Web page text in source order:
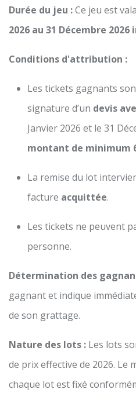
Durée du jeu :Ce jeu est
2026 au 31 Décembre 2026
Conditions d'attribution :
Les tickets gagnants
signature d’un devis
Janvier 2026 et le 31
montant de minimum
La remise du lot
facture acquittée.
Les tickets ne peuvent
personne.
Détermination des
gagnant et indique
de son grattage.
Nature des lots : Les lots
de prix effective de 2026. Le
chaque lot est fixé